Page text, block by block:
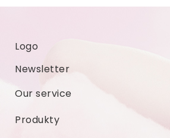
Logo
Newsletter
Our service
Produkty